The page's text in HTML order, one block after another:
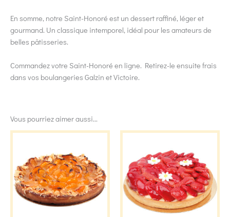
En somme, notre Saint-Honoré est un dessert raffiné, léger et
gourmand. Un classique intemporel, idéal pour les amateurs de
belles pâtisseries.
Commandez votre Saint-Honoré en ligne. Retirez-le ensuite frais
dans vos boulangeries Galzin et Victoire.
Vous pourriez aimer aussi...
Ce
plusieurs
variations.
Les
Ce
Les
options